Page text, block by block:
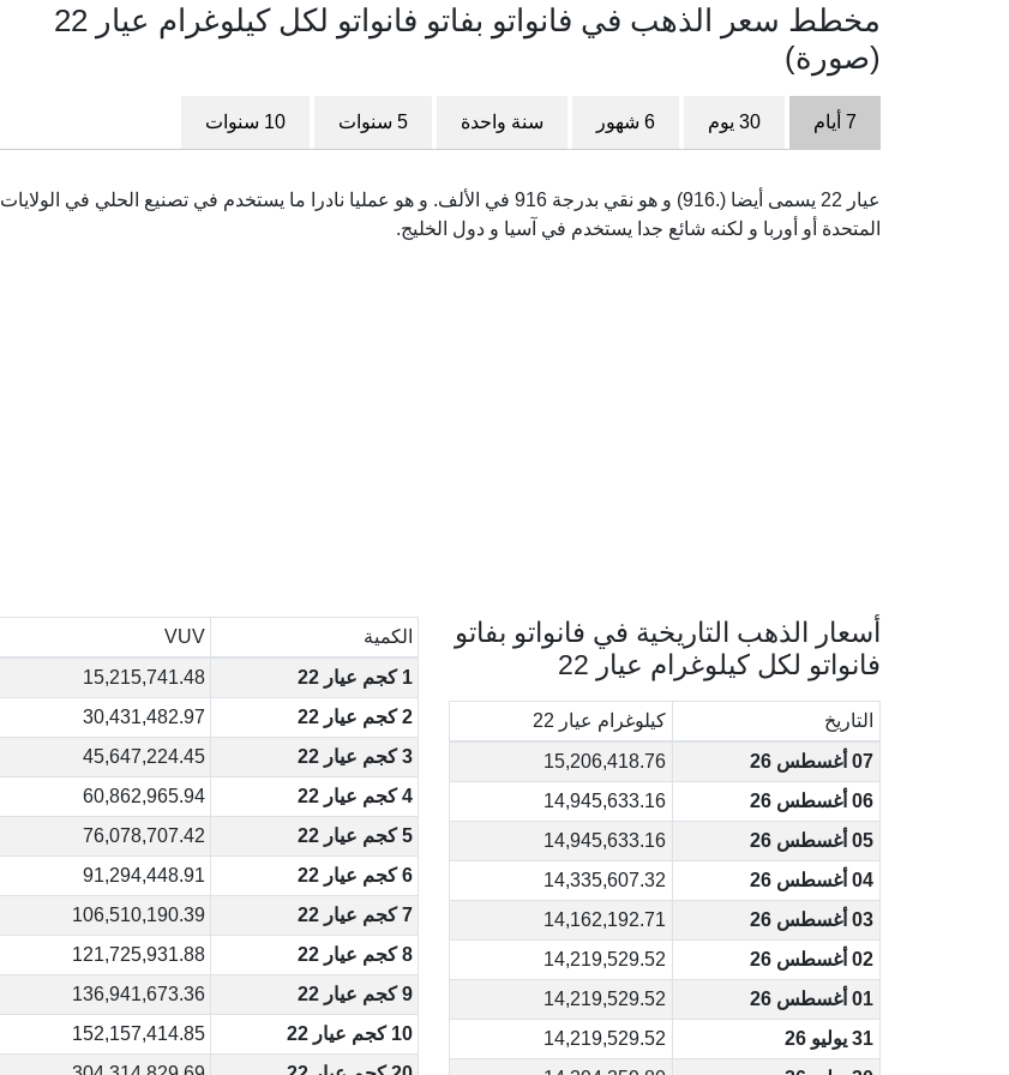
مخطط سعر الذهب في فانواتو بفاتو فانواتو لكل كيلوغرام عيار 22
(صورة)
7 أيام 30 يوم 6 شهور سنة واحدة 5 سنوات 10 سنوات
عيار 22 يسمى أيضا (.916) و هو نقي بدرجة 916 في الألف. و هو عمليا نادرا ما يستخدم في تصنيع الحلي في الولايات
المتحدة أو أوربا و لكنه شائع جدا يستخدم في آسيا و دول الخليج.
أسعار الذهب التاريخية في فانواتو بفاتو
فانواتو لكل كيلوغرام عيار 22
التاريخ
كيلوغرام عيار 22
07 أغسطس 26
15,206,418.76
06 أغسطس 26
14,945,633.16
05 أغسطس 26
14,945,633.16
04 أغسطس 26
14,335,607.32
03 أغسطس 26
14,162,192.71
02 أغسطس 26
14,219,529.52
01 أغسطس 26
14,219,529.52
31 يوليو 26
14,219,529.52
الكمية
VUV
1 كجم عيار 22
15,215,741.48
2 كجم عيار 22
30,431,482.97
3 كجم عيار 22
45,647,224.45
4 كجم عيار 22
60,862,965.94
5 كجم عيار 22
76,078,707.42
6 كجم عيار 22
91,294,448.91
7 كجم عيار 22
106,510,190.39
8 كجم عيار 22
121,725,931.88
9 كجم عيار 22
136,941,673.36
10 كجم عيار 22
152,157,414.85